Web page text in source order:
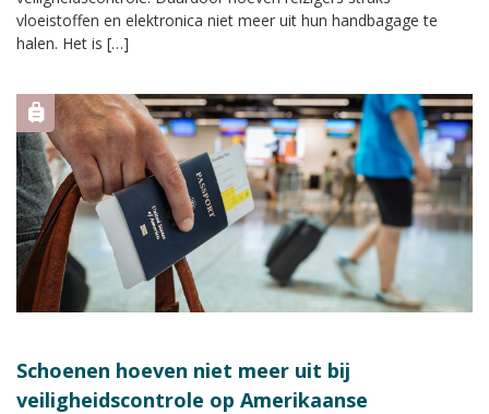
vloeistoffen en elektronica niet meer uit hun handbagage te
halen. Het is […]
Schoenen hoeven niet meer uit bij
veiligheidscontrole op Amerikaanse